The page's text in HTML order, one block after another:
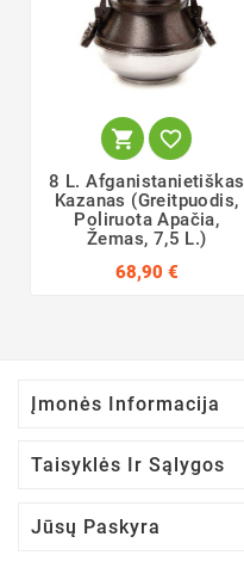
 
8 L. Afganistanietiškas
Kazanas (greitpuodis,
Poliruota Apačia,
Žemas, 7,5 L.)
68,90 €
Įmonės Informacija
Taisyklės Ir Sąlygos
Jūsų Paskyra